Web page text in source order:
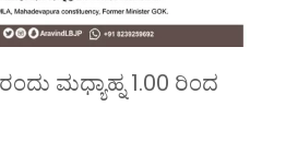
ಮಧ್ಯಾಹ್ನ 1.00 ರಿಂದ